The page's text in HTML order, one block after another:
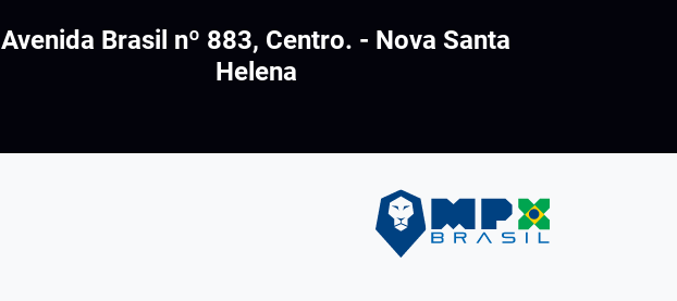
Avenida Brasil nº 883, Centro. - Nova Santa
Helena